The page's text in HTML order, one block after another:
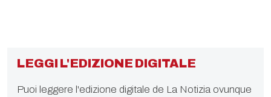
LEGGI L'EDIZIONE DIGITALE
Puoi leggere l'edizione digitale de La Notizia ovunque